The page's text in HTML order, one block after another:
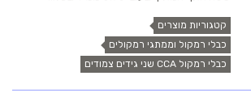
קטגוריות מוצרים
כבלי רמקול וממתגי רמקולים
כבלי רמקול CCA שני גידים צמודים